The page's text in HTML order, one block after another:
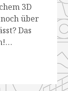
3D
über
Das